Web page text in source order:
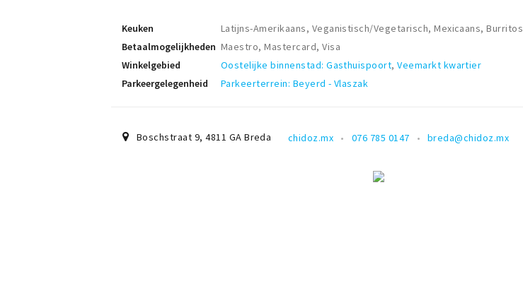
Keuken
Latijns-Amerikaans, Veganistisch/Vegetarisch, Mexicaans, Burritos
Betaalmogelijkheden Maestro, Mastercard, Visa
Winkelgebied
Oostelijke binnenstad: Gasthuispoort,Veemarkt kwartier
Parkeergelegenheid
Parkeerterrein: Beyerd - Vlaszak
Boschstraat 9,4811 GA Breda chidoz.mx 076 785 0147 breda@chidoz.mx